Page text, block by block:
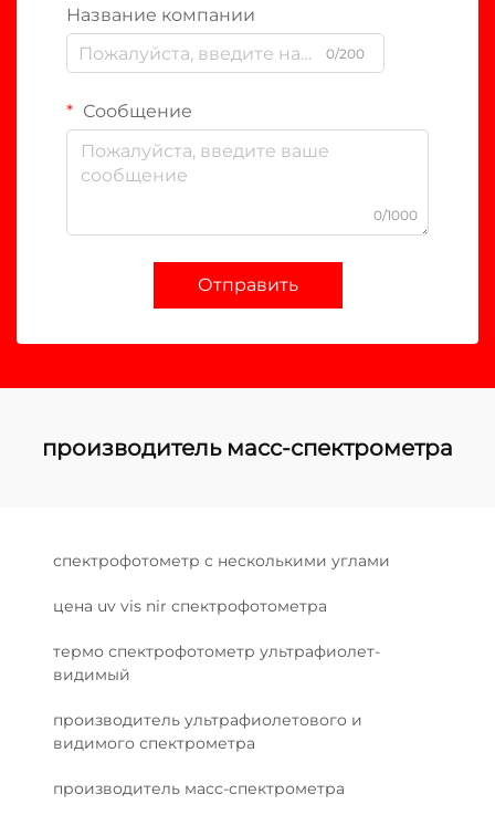
Название компании
0/200
Сообщение
0/1000
Отправить
производитель масс-спектрометра
спектрофотометр с несколькими углами
цена uv vis nir спектрофотометра
термо спектрофотометр ультрафиолет-
видимый
производитель ультрафиолетового и
видимого спектрометра
производитель масс-спектрометра